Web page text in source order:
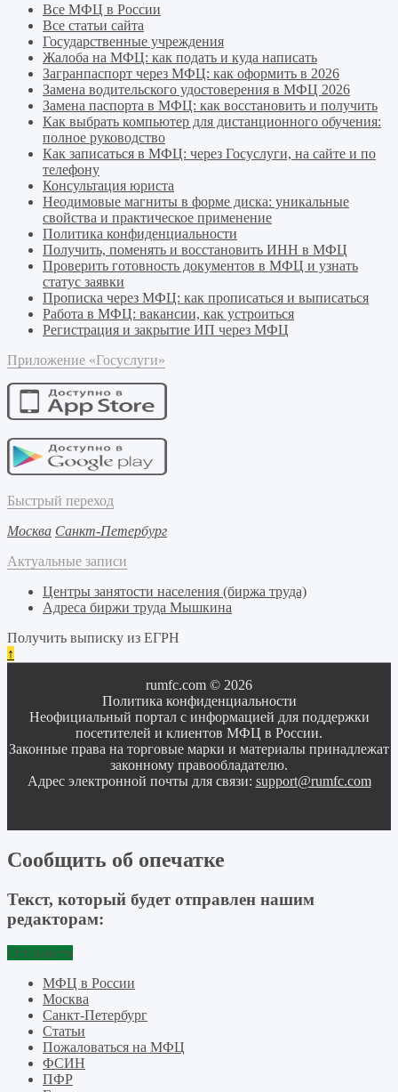
Все МФЦ в России
Все статьи сайта
Государственные учреждения
Жалоба на МФЦ: как подать и куда написать
Загранпаспорт через МФЦ: как оформить в 2026
Замена водительского удостоверения в МФЦ 2026
Замена паспорта в МФЦ: как восстановить и получить
Как выбрать компьютер для дистанционного обучения:
полное руководство
Как записаться в МФЦ: через Госуслуги, на сайте и по
телефону
Консультация юриста
Неодимовые магниты в форме диска: уникальные
свойства и практическое применение
Политика конфиденциальности
Получить, поменять и восстановить ИНН в МФЦ
Проверить готовность документов в МФЦ и узнать
статус заявки
Прописка через МФЦ: как прописаться и выписаться
Работа в МФЦ: вакансии, как устроиться
Регистрация и закрытие ИП через МФЦ
Приложение «Госуслуги»
Быстрый переход
Москва Санкт-Петербург
Актуальные записи
Центры занятости населения (биржа труда)
Адреса биржи труда Мышкина
Получить выписку из ЕГРН
↑
rumfc.com © 2026
Политика конфиденциальности
Неофициальный портал с информацией для поддержки
посетителей и клиентов МФЦ в России.
Законные права на торговые марки и материалы принадлежат
законному правообладателю.
Адрес электронной почты для связи: support@rumfc.com
Сообщить об опечатке
Текст, который будет отправлен нашим
редакторам:
Отправить
МФЦ в России
Москва
Санкт-Петербург
Статьи
Пожаловаться на МФЦ
ФСИН
ПФР